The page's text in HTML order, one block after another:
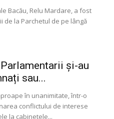
Bacău, Relu Mardare, a fost
de la Parchetul de pe lângă
și-au
sau...
în unanimitate, într-o
conflictului de interese
la cabinetele...